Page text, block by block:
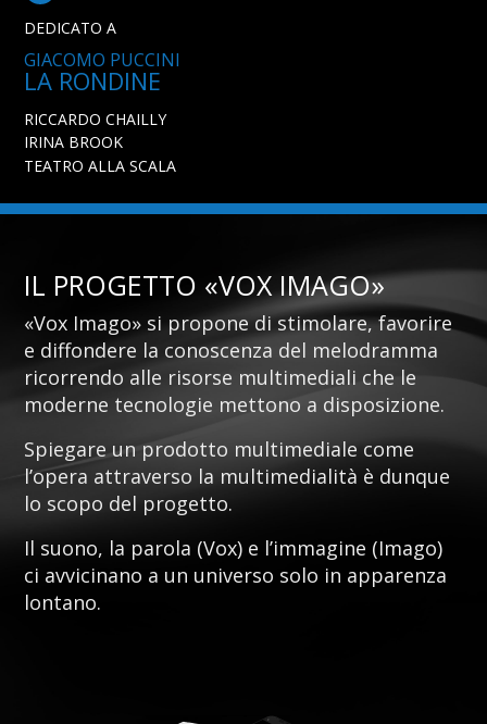
DEDICATO A
GIACOMO PUCCINI
LA RONDINE
RICCARDO CHAILLY
IRINA BROOK
TEATRO ALLA SCALA
IL PROGETTO «VOX IMAGO»
«Vox Imago» si propone di stimolare, favorire
e diffondere la conoscenza del melodramma
ricorrendo alle risorse multimediali che le
moderne tecnologie mettono a disposizione.
Spiegare un prodotto multimediale come
l’opera attraverso la multimedialità è dunque
lo scopo del progetto.
Il suono, la parola (Vox) e l’immagine (Imago)
ci avvicinano a un universo solo in apparenza
lontano.